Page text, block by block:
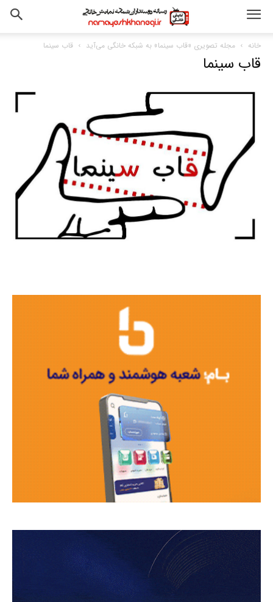
خانه مجله تصویری «قاب سینما» به شبکه خانگی می‌آید قاب سینما
قاب سینما